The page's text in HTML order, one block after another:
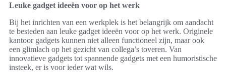
Leuke gadget ideeën voor op het werk
Bij het inrichten van een werkplek is het belangrijk om aandacht
te besteden aan leuke gadget ideeën voor op het werk. Originele
kantoor gadgets kunnen niet alleen functioneel zijn, maar ook
een glimlach op het gezicht van collega’s toveren. Van
innovatieve gadgets tot spannende gadgets met een humoristische
insteek, er is voor ieder wat wils.